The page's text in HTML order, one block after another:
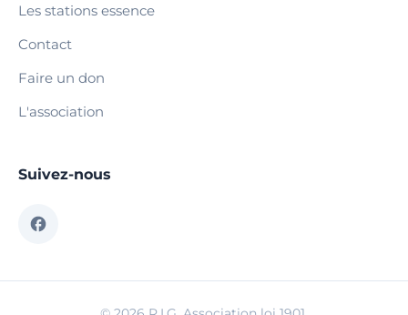
Les stations essence
Contact
Faire un don
L'association
Suivez-nous